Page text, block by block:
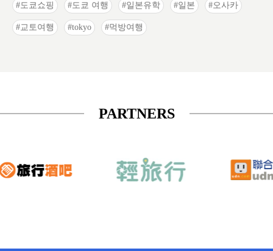
도쿄쇼핑 도쿄 여행 일본유학 일본 오사카
교토여행 tokyo 먹방여행
PARTNERS